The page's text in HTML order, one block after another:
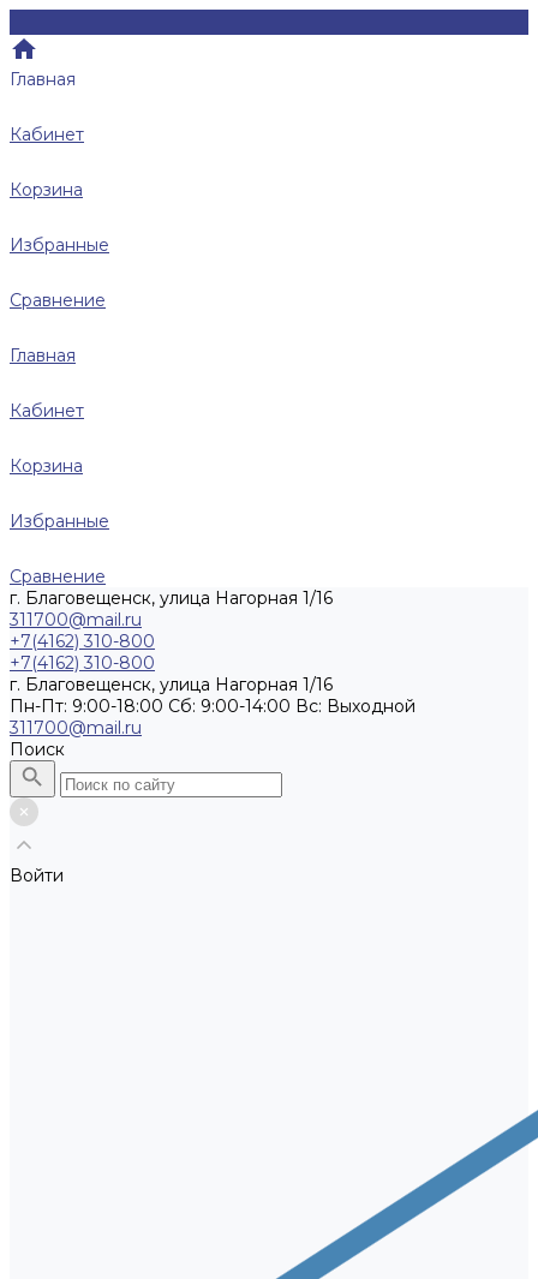
Главная
Кабинет
Корзина
Избранные
Сравнение
Главная
Кабинет
Корзина
Избранные
Сравнение
г. Благовещенск, улица Нагорная 1/16
311700@mail.ru
+7(4162) 310-800
+7(4162) 310-800
г. Благовещенск, улица Нагорная 1/16
Пн-Пт: 9:00-18:00 Cб: 9:00-14:00 Вс: Выходной
311700@mail.ru
Поиск
Войти